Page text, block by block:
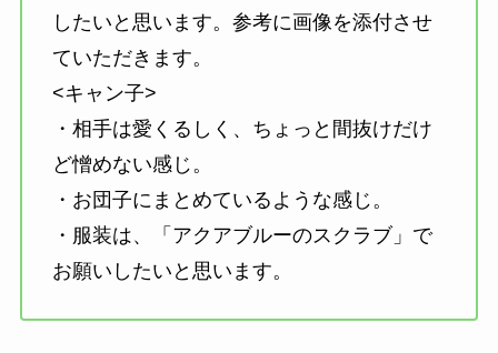
したいと思います。参考に画像を添付させ
ていただきます。
<キャン子>
・相手は愛くるしく、ちょっと間抜けだけ
ど憎めない感じ。
・お団子にまとめているような感じ。
・服装は、「アクアブルーのスクラブ」で
お願いしたいと思います。